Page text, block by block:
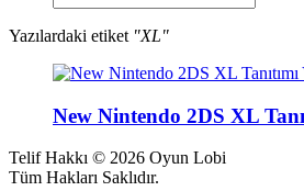
Yazılardaki etiket "XL"
New Nintendo 2DS XL
Telif Hakkı © 2026 Oyun Lobi
Tüm Hakları Saklıdır.